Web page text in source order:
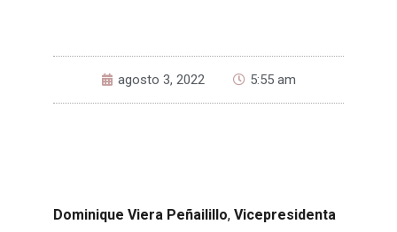
agosto 3, 2022 5:55 am
Dominique Viera Peñailillo, Vicepresidenta